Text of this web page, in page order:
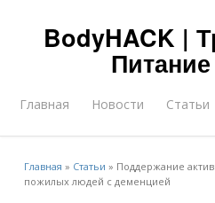
BodyHACK |
Главная Новости Статьи
Главная » Статьи » Поддержание
пожилых людей с деменцией